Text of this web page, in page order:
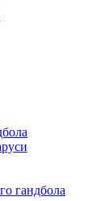
гандбола